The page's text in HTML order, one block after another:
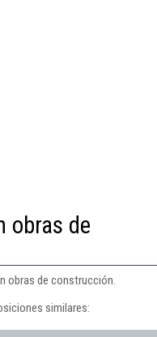
obras de
obras de construcción.
similares: